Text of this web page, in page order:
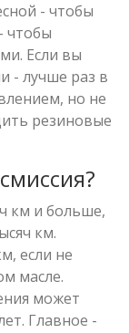
- чтобы
чтобы
Если вы
- лучше раз в
но не
резиновые
км и больше,
км.
если не
масле.
может
Главное -